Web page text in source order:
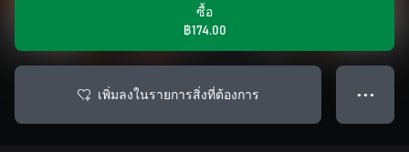
ซื้อ
฿174.00
เพิ่มลงในรายการสิ่งที่ต้องการ ● ● ●